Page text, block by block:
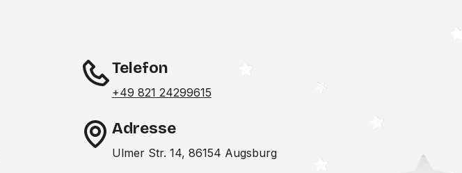
Telefon
+49 821 24299615
Adresse
Ulmer Str. 14, 86154 Augsburg